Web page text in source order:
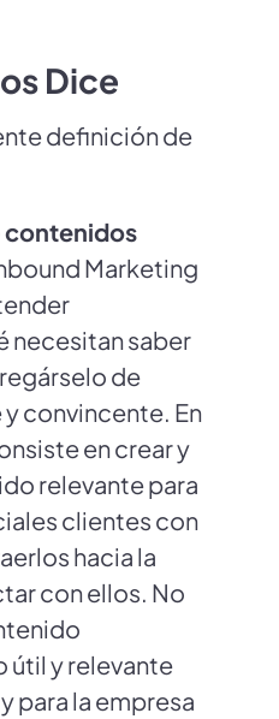
Dice
definición de
contenidos
Marketing
necesitan saber
de
convincente. En
en crear y
relevante para
clientes con
hacia la
con ellos. No
útil y relevante
para la empresa